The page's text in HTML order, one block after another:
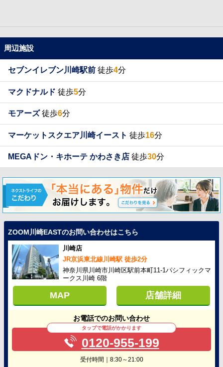
周辺施設
セブンイレブン川崎駅前 徒歩4分
マクドナルド 徒歩5分
モアーズ徒歩6分
マーケットスクエア川崎イースト 徒歩16分
MEGAドン・キホーテ かわさき店 徒歩30分
ZOOM川崎EASTのお問い合わせはこちら
川崎店
JR京浜東北線川崎駅 徒歩2分
神奈川県川崎市川崎区駅前本町11-1パシフィックマ
ークス川崎 6階
MAP 店舗詳細
お電話でのお問い合わせ
タップで電話がかかります
0120-955-199
受付時間｜8:30～21:00